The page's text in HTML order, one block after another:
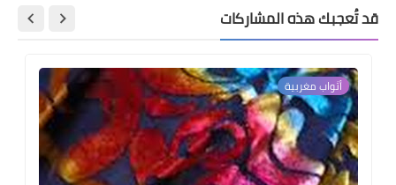
قد تُعجبك هذه المشاركات
أثواب مغربية